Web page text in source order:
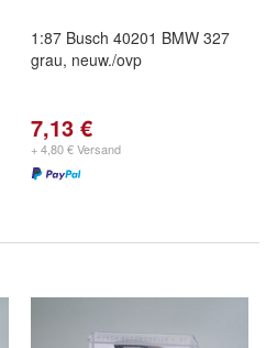
1:87 Busch 40201 BMW 327
grau, neuw./ovp
7,13 €
+ 4,80 € Versand